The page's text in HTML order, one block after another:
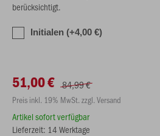
berücksichtigt.
Initialen (+4,00 €)
51,00 € 84,99 €
Preis inkl. 19% MwSt. zzgl. Versand
Artikel sofort verfügbar
Lieferzeit: 14 Werktage